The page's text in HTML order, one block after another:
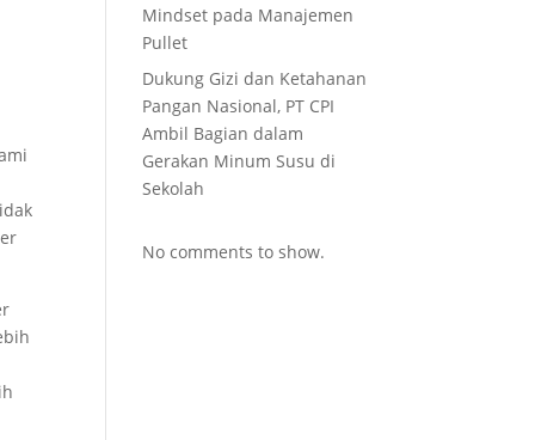
Mindset pada Manajemen
Pullet
Dukung Gizi dan Ketahanan
Pangan Nasional, PT CPI
Ambil Bagian dalam
Gerakan Minum Susu di
Sekolah
No comments to show.